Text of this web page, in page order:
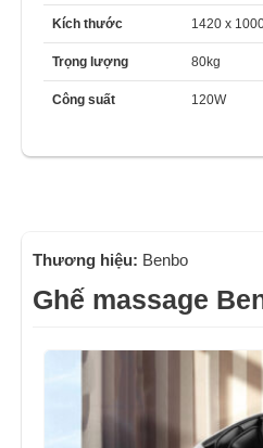
Kích thước 1420 x
Trọng lượng 80kg
Công suất 120W
Thương hiệu: Benbo
Ghế massage